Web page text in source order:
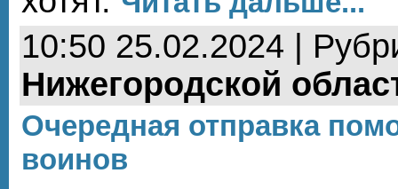
10:50 25.02.2024 |
Нижегородской
Очередная отправка
воинов